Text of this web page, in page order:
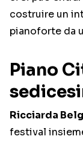
costruire un
pianoforte da
Piano
Ricciarda
festival